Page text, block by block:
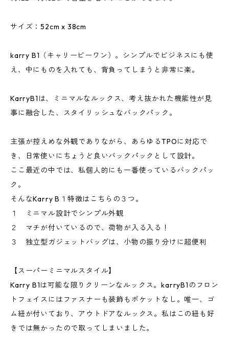
サイズ：52cm x 38cm
karry B1（キャリービーワン）。シンプルでビジネスにも使
え、中にものを入れても、背負ってしまうと非常に楽。
KarryB1は、ミニマルなルックス、考え抜かれた機能性が見
事に融合した、スタイリッシュなバックパック。
主張が控えめな外観でありながら、あらゆるTPOに対応で
き、日常使いにちょうど良いバックパックとして設計。
ここ最近の中では、私個人的にも一番使っているバックパッ
ク。
そんなKarry B１特徴はこちらの３つ。
１ ミニマル設計でシンプル外観
２ マチが付いているので、荷物が入る入る！
３ 独立型ガジェットバッグは、小物の振り分けに超便利
【スーパーミニマルスタイル】
Karry B1は可能な限りクリーンなルックス。karryB1のフロン
トフェイスにはファスナーも装飾もポケットなし。唯一、ゴ
ム紐が付いており、アウトドアなルックス。私はこの紐も好
きでは無かったので取ってしまいました。